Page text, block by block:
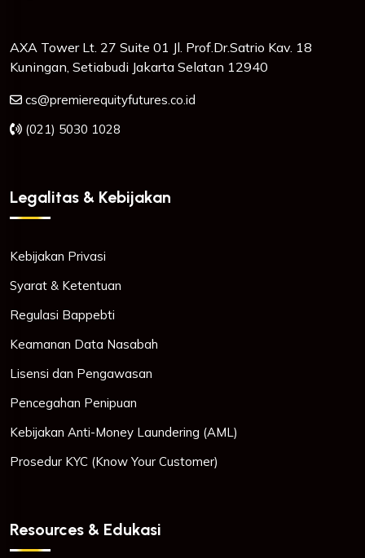
AXA Tower Lt. 27 Suite 01 Jl. Prof.Dr.Satrio Kav. 18
Kuningan, Setiabudi Jakarta Selatan 12940
cs@premierequityfutures.co.id
(021) 5030 1028
Legalitas & Kebijakan
Kebijakan Privasi
Syarat & Ketentuan
Regulasi Bappebti
Keamanan Data Nasabah
Lisensi dan Pengawasan
Pencegahan Penipuan
Kebijakan Anti-Money Laundering (AML)
Prosedur KYC (Know Your Customer)
Resources & Edukasi